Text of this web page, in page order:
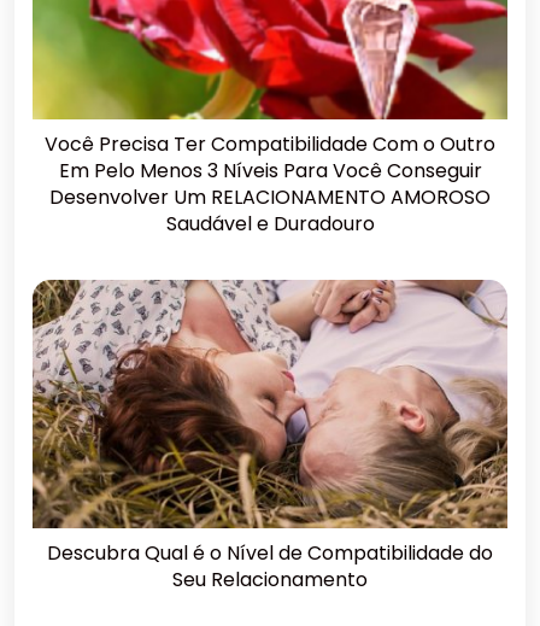
Você Precisa Ter Compatibilidade Com o Outro
Em Pelo Menos 3 Níveis Para Você Conseguir
Desenvolver Um RELACIONAMENTO AMOROSO
Saudável e Duradouro
Descubra Qual é o Nível de Compatibilidade do
Seu Relacionamento